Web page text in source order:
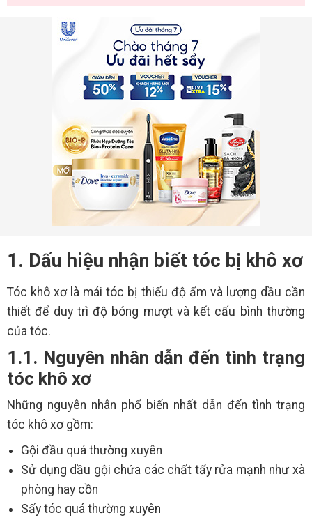
1. Dấu hiệu nhận biết tóc bị khô xơ
Tóc khô xơ là mái tóc bị thiếu độ ẩm và lượng dầu cần
thiết để duy trì độ bóng mượt và kết cấu bình thường
của tóc.
1.1. Nguyên nhân dẫn đến tình trạng
tóc khô xơ
Những nguyên nhân phổ biến nhất dẫn đến tình trạng
tóc khô xơ gồm:
Gội đầu quá thường xuyên
Sử dụng dầu gội chứa các chất tẩy rửa mạnh như xà
phòng hay cồn
Sấy tóc quá thường xuyên